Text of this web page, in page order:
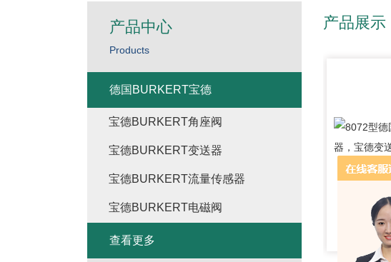
产品展示
产品中心
Products
德国BURKERT宝德
宝德BURKERT角座阀
宝德BURKERT变送器
宝德BURKERT流量传感器
宝德BURKERT电磁阀
查看更多